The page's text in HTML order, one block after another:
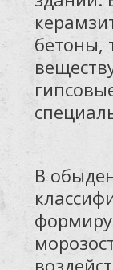
бетоны,
В